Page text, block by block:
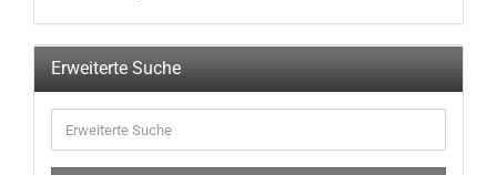
Erweiterte Suche